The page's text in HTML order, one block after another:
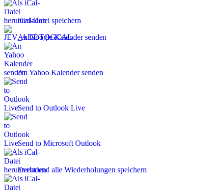
iCal-Datei speichern
An Google Kalender senden
An Yahoo Kalender senden
Send to Outlook Live
Send to Microsoft Outlook
Event und alle Wiederholungen speichern